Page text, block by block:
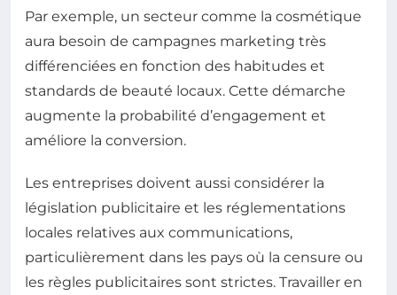
Par exemple, un secteur comme la cosmétique
aura besoin de campagnes marketing très
différenciées en fonction des habitudes et
standards de beauté locaux. Cette démarche
augmente la probabilité d’engagement et
améliore la conversion.
Les entreprises doivent aussi considérer la
législation publicitaire et les réglementations
locales relatives aux communications,
particulièrement dans les pays où la censure ou
les règles publicitaires sont strictes. Travailler en